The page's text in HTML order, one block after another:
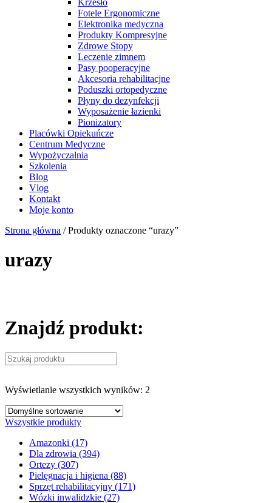
Krzesło
Fotele Ergonomiczne
Elektronika medyczna
Produkty Kompresyjne
Zdrowe Stopy
Leczenie zimnem
Pasy pooperacyjne
Akcesoria rehabilitacjne
Poduszki ortopedyczne
Płyny do dezynfekcji
Wyposażenie łazienki
Pionizatory
Placówki Opiekuńcze
Centrum Medyczne
Wypożyczalnia
Szkolenia
Blog
Vlog
Kontakt
Moje konto
Strona główna / Produkty oznaczone “urazy”
urazy
Znajdź produkt:
Wyświetlanie wszystkich wyników: 2
Wszystkie produkty
Amazonki (17)
Dla zdrowia (394)
Ortezy (307)
Pielęgnacja i higiena (88)
Sprzęt rehabilitacyjny (171)
Wózki inwalidzkie (27)